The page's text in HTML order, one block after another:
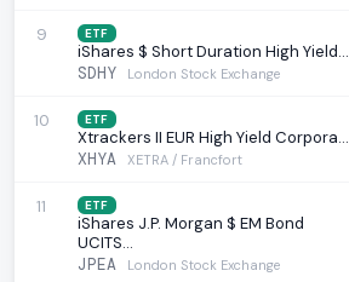
9 ETF
iShares $ Short Duration High Yield…
SDHY
London Stock Exchange
10 ETF
Xtrackers II EUR High Yield Corpora…
XHYA
XETRA / Francfort
11 ETF
iShares J.P. Morgan $ EM Bond
UCITS…
JPEA
London Stock Exchange